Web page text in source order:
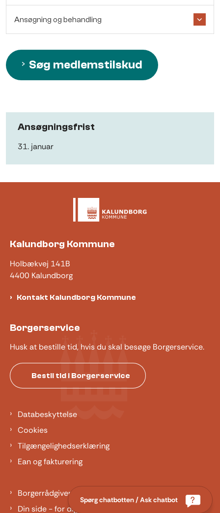
Ansøgning og behandling
Søg medlemstilskud
Ansøgningsfrist
31. januar
Kalundborg Kommune
Holbækvej 141B
4400 Kalundborg
Kontakt Kalundborg Kommune
Borgerservice
Husk at bestille tid, hvis du skal besøge Borgerservice.
Bestil tid i Borgerservice
Databeskyttelse
Cookies
Tilgængelighedserklæring
Ean og fakturering
Borgerrådgiver
Din side - for dig der er barn eller ung
Spørg chatbotten / Ask chatbot